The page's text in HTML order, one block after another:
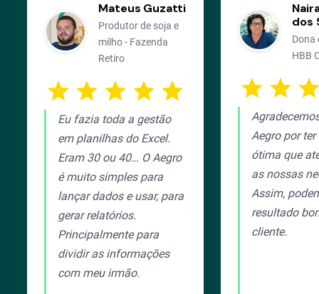
Mateus Guzatti
Produtor de soja e
milho - Fazenda
Retiro
star star star star star
Eu fazia toda a gestão
em planilhas do Excel.
Eram 30 ou 40… O Aegro
é muito simples para
lançar dados e usar, para
gerar relatórios.
Principalmente para
dividir as informações
com meu irmão.
dos
Dona
HBB
star star
Aegro por
ótima que
as nossas
Assim,
resultado
cliente.